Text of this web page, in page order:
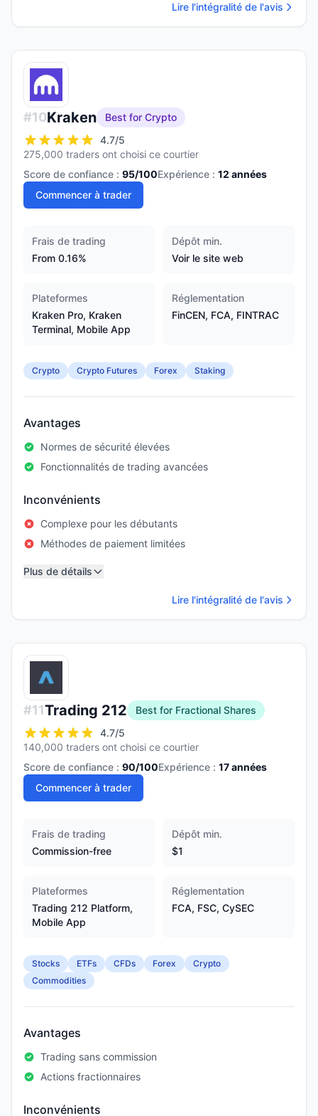
Lire l'intégralité de l'avis
#10Kraken
Best for Crypto
4.7/5
275,000 traders ont choisi ce courtier
Score de confiance : 95/100Expérience : 12 années
Commencer à trader
Frais de trading
From 0.16%
Dépôt min.
Voir le site web
Plateformes
Kraken Pro, Kraken
Terminal, Mobile App
Réglementation
FinCEN, FCA, FINTRAC
Crypto Crypto Futures Forex Staking
Avantages
Normes de sécurité élevées
Fonctionnalités de trading avancées
Inconvénients
Complexe pour les débutants
Méthodes de paiement limitées
Plus de détails
Lire l'intégralité de l'avis
#11Trading 212
Best for Fractional Shares
4.7/5
140,000 traders ont choisi ce courtier
Score de confiance : 90/100Expérience : 17années
Commencer à trader
Frais de trading
Commission-free
Dépôt min.
$1
Plateformes
Trading 212 Platform,
Mobile App
Réglementation
FCA, FSC, CySEC
Stocks ETFs CFDs Forex
Crypto
Commodities
Avantages
Trading sans commission
Actions fractionnaires
Inconvénients